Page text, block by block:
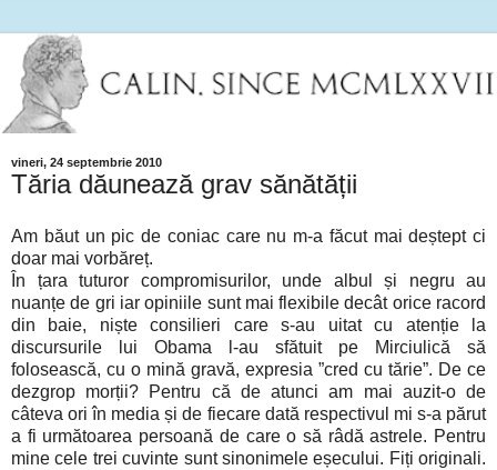
vineri, 24 septembrie 2010
Tăria dăunează grav sănătății
Am băut un pic de coniac care nu m-a făcut mai deștept ci
doar mai vorbăreț.
În țara tuturor compromisurilor, unde albul și negru au
nuanțe de gri iar opiniile sunt mai flexibile decât orice racord
din baie, niște consilieri care s-au uitat cu atenție la
discursurile lui Obama l-au sfătuit pe Mirciulică să
folosească, cu o mină gravă, expresia ”cred cu tărie”. De ce
dezgrop morții? Pentru că de atunci am mai auzit-o de
câteva ori în media și de fiecare dată respectivul mi s-a părut
a fi următoarea persoană de care o să râdă astrele. Pentru
mine cele trei cuvinte sunt sinonimele eșecului. Fiți originali.